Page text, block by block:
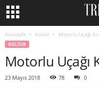
Anasayfa Kültür Motorlu Uçağı
KÜLTÜR
Motorlu Uçağı
23 Mayıs 2018 78 0